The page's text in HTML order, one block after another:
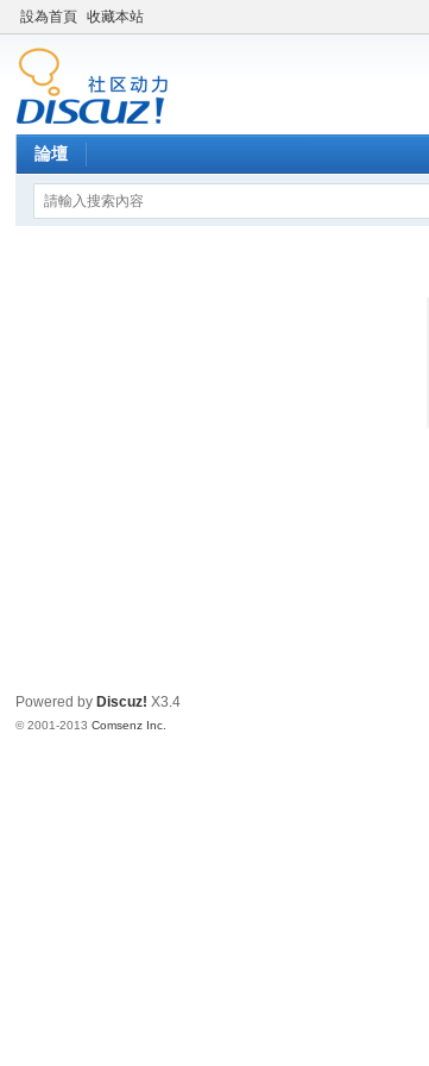
設為首頁 收藏本站
論壇
Powered by Discuz! X3.4
© 2001-2013Comsenz Inc.